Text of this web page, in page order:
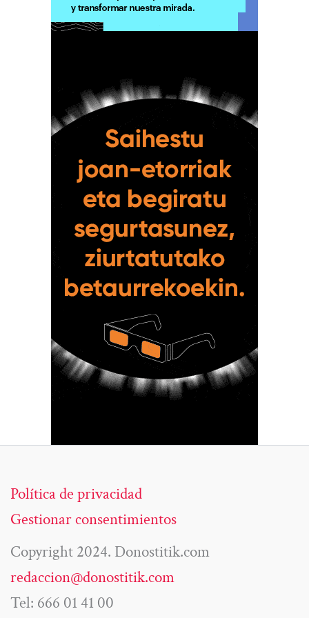
Política de privacidad
Gestionar consentimientos
Copyright 2024. Donostitik.com
redaccion@donostitik.com
Tel: 666 01 41 00